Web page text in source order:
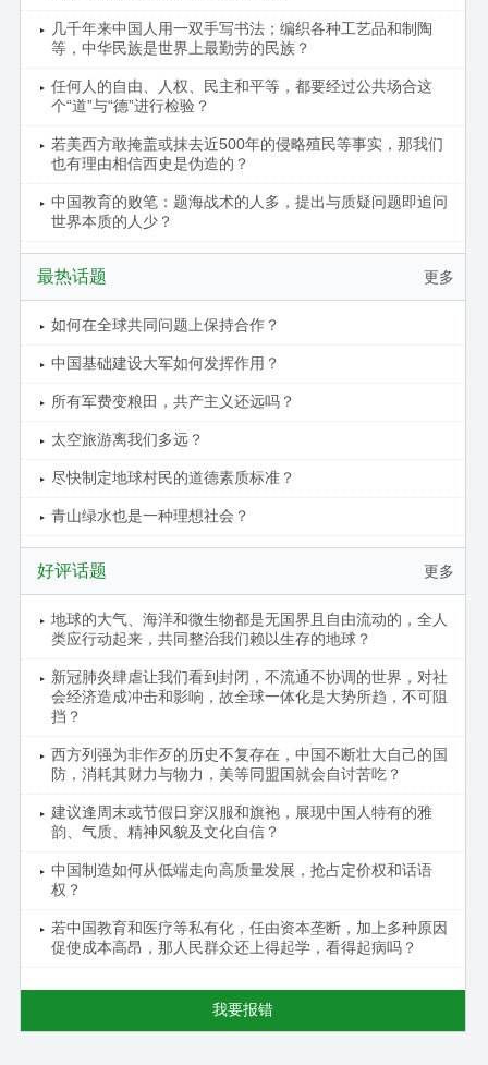
几千年来中国人用一双手写书法；编织各种工艺品和制陶
等，中华民族是世界上最勤劳的民族？
任何人的自由、人权、民主和平等，都要经过公共场合这
个“道”与“德”进行检验？
若美西方敢掩盖或抹去近500年的侵略殖民等事实，那我们
也有理由相信西史是伪造的？
中国教育的败笔：题海战术的人多，提出与质疑问题即追问
世界本质的人少？
更多
最热话题
如何在全球共同问题上保持合作？
中国基础建设大军如何发挥作用？
所有军费变粮田，共产主义还远吗？
太空旅游离我们多远？
尽快制定地球村民的道德素质标准？
青山绿水也是一种理想社会？
更多
好评话题
地球的大气、海洋和微生物都是无国界且自由流动的，全人
类应行动起来，共同整治我们赖以生存的地球？
新冠肺炎肆虐让我们看到封闭，不流通不协调的世界，对社
会经济造成冲击和影响，故全球一体化是大势所趋，不可阻
挡？
西方列强为非作歹的历史不复存在，中国不断壮大自己的国
防，消耗其财力与物力，美等同盟国就会自讨苦吃？
建议逢周末或节假日穿汉服和旗袍，展现中国人特有的雅
韵、气质、精神风貌及文化自信？
中国制造如何从低端走向高质量发展，抢占定价权和话语
权？
若中国教育和医疗等私有化，任由资本垄断，加上多种原因
促使成本高昂，那人民群众还上得起学，看得起病吗？
我要报错